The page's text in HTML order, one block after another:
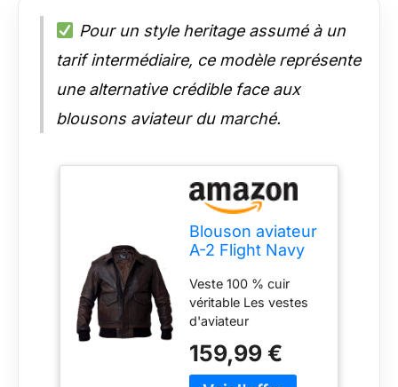
Pour un style heritage assumé à un
tarif intermédiaire, ce modèle représente
une alternative crédible face aux
blousons aviateur du marché.
Blouson aviateur
A-2 Flight Navy
vieilli pour
homme, marron,
M
Veste 100 % cuir
véritable Les vestes
d'aviateur
poches sur le devant
qui vous donnent
159,99 €